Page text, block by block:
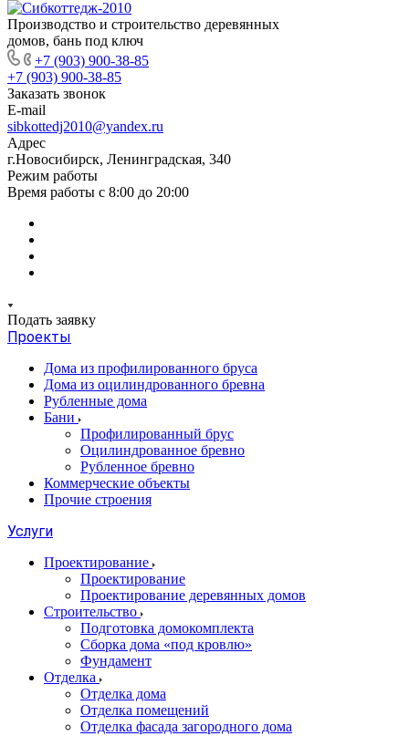
Производство и строительство деревянных
домов, бань под ключ
+7 (903) 900-38-85
+7 (903) 900-38-85
Заказать звонок
E-mail
sibkottedj2010@yandex.ru
Адрес
г.Новосибирск, Ленинградская, 340
Режим работы
Время работы с 8:00 до 20:00
Подать заявку
Проекты
Дома из профилированного бруса
Дома из оцилиндрованного бревна
Рубленные дома
Бани
Профилированный брус
Оцилиндрованное бревно
Рубленное бревно
Коммерческие объекты
Прочие строения
Услуги
Проектирование
Проектирование
Проектирование деревянных домов
Строительство
Подготовка домокомплекта
Сборка дома «под кровлю»
Фундамент
Отделка
Отделка дома
Отделка помещений
Отделка фасада загородного дома